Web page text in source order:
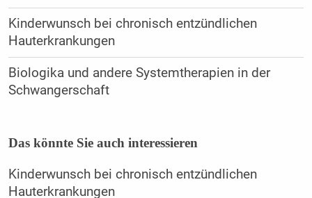
Kinderwunsch bei chronisch entzündlichen
Hauterkrankungen
Biologika und andere Systemtherapien in der
Schwangerschaft
Das könnte Sie auch interessieren
Kinderwunsch bei chronisch entzündlichen
Hauterkrankungen